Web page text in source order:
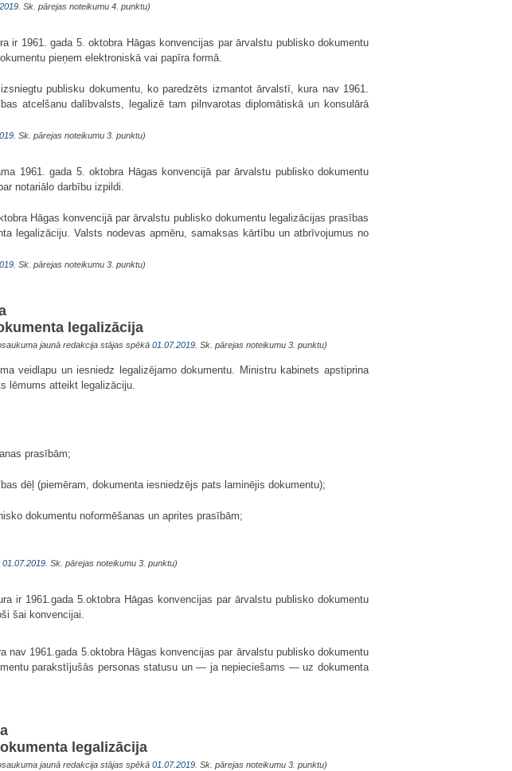
Sk. pārejas noteikumu 4. punktu)
1961. gada 5. oktobra Hāgas konvencijas par ārvalstu publisko dokumentu
pieņem elektroniskā vai papīra formā.
publisku dokumentu, ko paredzēts izmantot ārvalstī, kura nav 1961.
atcelšanu dalībvalsts, legalizē tam pilnvarotas diplomātiskā un konsulārā
Sk. pārejas noteikumu 3. punktu)
1961. gada 5. oktobra Hāgas konvencijā par ārvalstu publisko dokumentu
notariālo darbību izpildi.
Hāgas konvencijā par ārvalstu publisko dokumentu legalizācijas prasības
legalizāciju. Valsts nodevas apmēru, samaksas kārtību un atbrīvojumus no
Sk. pārejas noteikumu 3. punktu)
legalizācija
jaunā redakcija stājas spēkā 01.07.2019. Sk. pārejas noteikumu 3. punktu)
veidlapu un iesniedz legalizējamo dokumentu. Ministru kabinets apstiprina
lēmums atteikt legalizāciju.
prasībām;
dēļ (piemēram, dokumenta iesniedzējs pats laminējis dokumentu);
dokumentu noformēšanas un aprites prasībām;
01.07.2019. Sk. pārejas noteikumu 3. punktu)
ir 1961.gada 5.oktobra Hāgas konvencijas par ārvalstu publisko dokumentu
šai konvencijai.
1961.gada 5.oktobra Hāgas konvencijas par ārvalstu publisko dokumentu
parakstījušās personas statusu un — ja nepieciešams — uz dokumenta
legalizācija
jaunā redakcija stājas spēkā 01.07.2019. Sk. pārejas noteikumu 3. punktu)